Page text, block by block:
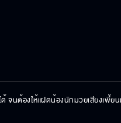
จนต้องให้แฝดน้องนักมวยเสียงเพี้ย